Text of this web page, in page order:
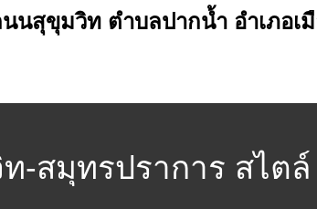
สุขุมวิท ตำบลปากน้ำ อำเภอเ
มุทรปราการ สไตล์